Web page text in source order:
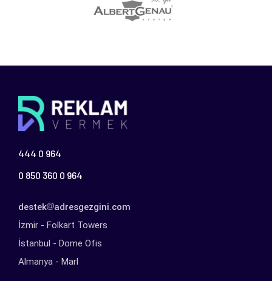
444 0 964
0 850 360 0 964
destek
adresgezgini.com
İzmir - Folkart Towers
İstanbul - Dome Ofis
Almanya - Marl